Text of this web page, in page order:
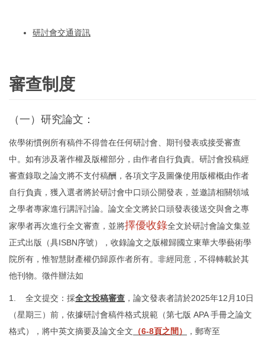
研討會交通資訊
審查制度
（一）研究論文：
依學術慣例所有稿件不得曾在任何研討會、期刊發表或接受審查
中。如有涉及著作權及版權部分，由作者自行負責。研討會投稿經
審查錄取之論文將不支付稿酬，各項文字及圖像使用版權概由作者
自行負責，獲入選者將於研討會中口頭公開發表，並邀請相關領域
之學者專家進行講評討論。論文全文將於口頭發表後送交與會之專
家學者再次進行全文審查，並將擇優收錄全文於研討會論文集並
正式出版（具ISBN序號），收錄論文之版權歸國立東華大學藝術學
院所有，惟智慧財產權仍歸原作者所有。非經同意，不得轉載於其
他刊物。徵件辦法如
1. 全文提交：採全文投稿審查 ，論文發表者請於2025年12月10日
（星期三）前，依據研討會稿件格式規範（第七版 APA 手冊之論文
格式），將中英文摘要及論文全文 （6-8頁之間）
，郵寄至